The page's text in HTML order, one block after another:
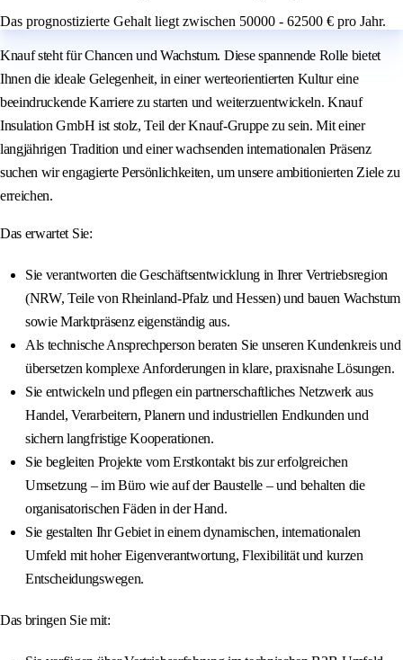
Das prognostizierte Gehalt liegt zwischen 50000 - 62500 € pro Jahr.
Knauf steht für Chancen und Wachstum. Diese spannende Rolle bietet
Ihnen die ideale Gelegenheit, in einer werteorientierten Kultur eine
beeindruckende Karriere zu starten und weiterzuentwickeln. Knauf
Insulation GmbH ist stolz, Teil der Knauf-Gruppe zu sein. Mit einer
langjährigen Tradition und einer wachsenden internationalen Präsenz
suchen wir engagierte Persönlichkeiten, um unsere ambitionierten Ziele zu
erreichen.
Das erwartet Sie:
Sie verantworten die Geschäftsentwicklung in Ihrer Vertriebsregion
(NRW, Teile von Rheinland‑Pfalz und Hessen) und bauen Wachstum
sowie Marktpräsenz eigenständig aus.
Als technische Ansprechperson beraten Sie unseren Kundenkreis und
übersetzen komplexe Anforderungen in klare, praxisnahe Lösungen.
Sie entwickeln und pflegen ein partnerschaftliches Netzwerk aus
Handel, Verarbeitern, Planern und industriellen Endkunden und
sichern langfristige Kooperationen.
Sie begleiten Projekte vom Erstkontakt bis zur erfolgreichen
Umsetzung – im Büro wie auf der Baustelle – und behalten die
organisatorischen Fäden in der Hand.
Sie gestalten Ihr Gebiet in einem dynamischen, internationalen
Umfeld mit hoher Eigenverantwortung, Flexibilität und kurzen
Entscheidungswegen.
Das bringen Sie mit: